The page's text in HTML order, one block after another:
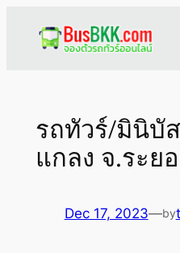
รถทัวร์/มินิบั
แกลง จ.ระย
Dec 17, 2023—by